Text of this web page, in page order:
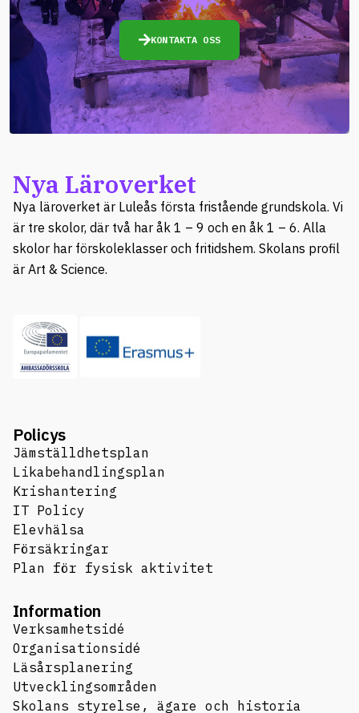
KONTAKTA OSS
Nya Läroverket
Nya läroverket är Luleås första fristående grundskola. Vi
är tre skolor, där två har åk 1 – 9 och en åk 1 – 6. Alla
skolor har förskoleklasser och fritidshem. Skolans profil
är Art & Science.
Policys
Jämställdhetsplan
Likabehandlingsplan
Krishantering
IT Policy
Elevhälsa
Försäkringar
Plan för fysisk aktivitet
Information
Verksamhetsidé
Organisationsidé
Läsårsplanering
Utvecklingsområden
Skolans styrelse, ägare och historia